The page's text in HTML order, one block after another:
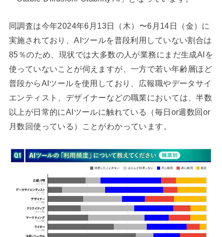
同調査は今年2024年6月13日（木）〜6月14日（金）に
実施されており、AIツールを普段利用していない割合は
85％のため、現状では大多数の人が業務にまだ生成AIを
使っていないことが伺えますが、一方で若い年齢層ほど
普段からAIツールを使用しており、広報職やデータサイ
エンティスト、デザイナーなどの職業においては、半数
以上が日常的にAIツールに触れている（毎日or週数回or
月数回使っている）ことがわかっています。